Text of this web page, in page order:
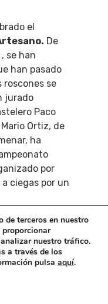
el
De
se han
han pasado
roscones se
jurado
Paco
Ortiz, de
ha
por
a ciegas por un
de terceros en nuestro
nuestro tráfico.
a través de los
pulsa aquí.